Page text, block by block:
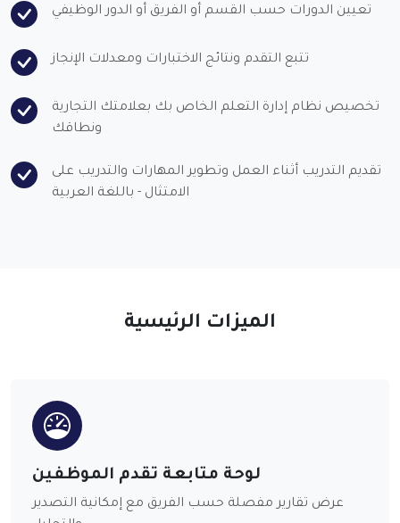
تعيين الدورات حسب القسم أو الفريق أو الدور الوظيفي
تتبع التقدم ونتائج الاختبارات ومعدلات الإنجاز
تخصيص نظام إدارة التعلم الخاص بك بعلامتك التجارية
ونطاقك
تقديم التدريب أثناء العمل وتطوير المهارات والتدريب على
الامتثال - باللغة العربية
الميزات الرئيسية
لوحة متابعة تقدم الموظفين
عرض تقارير مفصلة حسب الفريق مع إمكانية التصدير